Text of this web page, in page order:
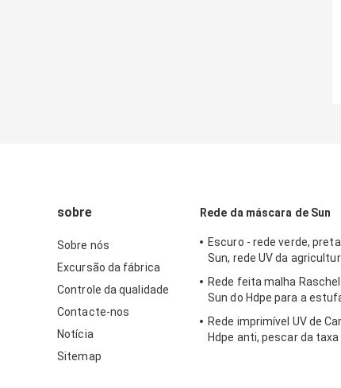
sobre
Sobre nós
Excursão da fábrica
Controle da qualidade
Contacte-nos
Notícia
Sitemap
Rede da máscara de Sun
Escuro - rede verde,
Sun, rede UV da
Rede feita malha
Sun do Hdpe para a
Rede imprimível UV de
Hdpe anti, pescar da